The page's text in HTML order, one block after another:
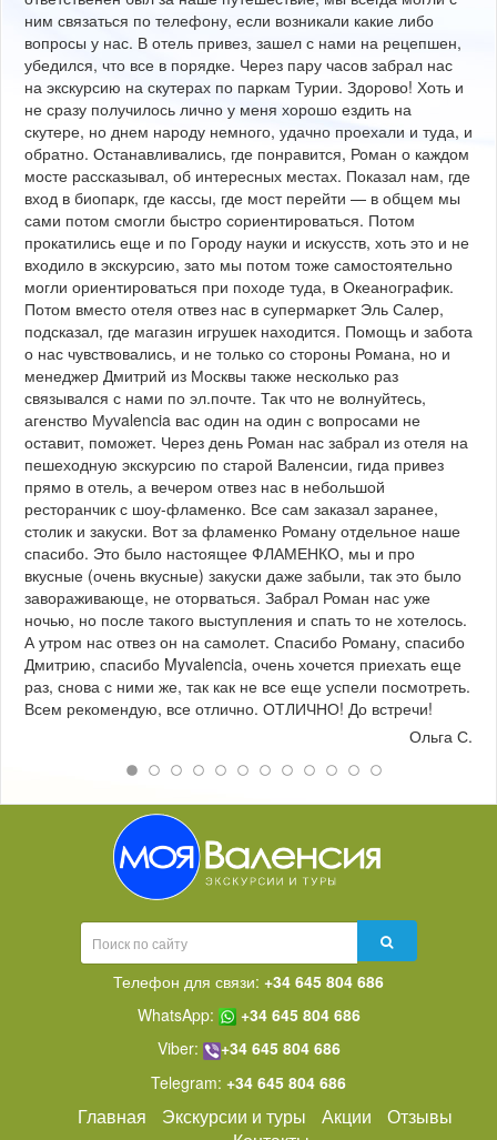
ним связаться по телефону, если возникали какие либо
вопросы у нас. В отель привез, зашел с нами на рецепшен,
убедился, что все в порядке. Через пару часов забрал нас
на экскурсию на скутерах по паркам Турии. Здорово! Хоть и
не сразу получилось лично у меня хорошо ездить на
скутере, но днем народу немного, удачно проехали и туда, и
обратно. Останавливались, где понравится, Роман о каждом
мосте рассказывал, об интересных местах. Показал нам, где
вход в биопарк, где кассы, где мост перейти — в общем мы
сами потом смогли быстро сориентироваться. Потом
прокатились еще и по Городу науки и искусств, хоть это и не
входило в экскурсию, зато мы потом тоже самостоятельно
могли ориентироваться при походе туда, в Океанографик.
Потом вместо отеля отвез нас в супермаркет Эль Салер,
подсказал, где магазин игрушек находится. Помощь и забота
о нас чувствовались, и не только со стороны Романа, но и
менеджер Дмитрий из Москвы также несколько раз
связывался с нами по эл.почте. Так что не волнуйтесь,
агенство Муvalencia вас один на один с вопросами не
оставит, поможет. Через день Роман нас забрал из отеля на
пешеходную экскурсию по старой Валенсии, гида привез
прямо в отель, а вечером отвез нас в небольшой
ресторанчик с шоу-фламенко. Все сам заказал заранее,
столик и закуски. Вот за фламенко Роману отдельное наше
спасибо. Это было настоящее ФЛАМЕНКО, мы и про
вкусные (очень вкусные) закуски даже забыли, так это было
завораживающе, не оторваться. Забрал Роман нас уже
ночью, но после такого выступления и спать то не хотелось.
А утром нас отвез он на самолет. Спасибо Роману, спасибо
Дмитрию, спасибо Myvalencia, очень хочется приехать еще
раз, снова с ними же, так как не все еще успели посмотреть.
Всем рекомендую, все отлично. ОТЛИЧНО! До встречи!
Ольга С.
Телефон для связи: +34 645 804 686
WhatsApp:
+34 645 804 686
Viber:
+34 645 804 686
Telegram: +34 645 804 686
Главная Экскурсии и туры Акции
Отзывы